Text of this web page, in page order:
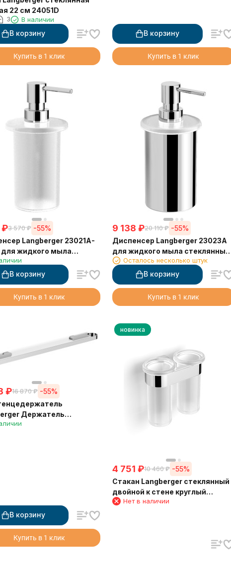
22 см 24051D
3 В наличии
В корзину
Купить в 1 клик
В корзину
Купить в 1 клик
₽3 570 ₽ -55%
Langberger 23021A-
для жидкого мыла
круглый
В корзину
Купить в 1 клик
9 138 ₽20 110 ₽ -55%
Диспенсер Langberger 23023A
для жидкого мыла стеклянный
настольный круглый
Осталось несколько штук
В корзину
Купить в 1 клик
₽16 870 ₽ -55%
Держатель
и полотенца 80 см
В корзину
Купить в 1 клик
новинка
4 751 ₽10 460 ₽ -55%
Стакан Langberger стеклянный
двойной к стене круглый
24019A
Нет в наличии